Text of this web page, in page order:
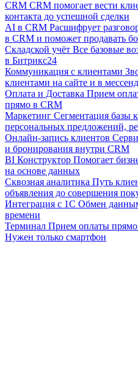
CRM CRM помогает вести
контакта до успешной сделки
AI в CRM Расшифрует
в CRM и поможет продавать
Складской учёт Все базовые
в Битрикс24
Коммуникация с клиентами
клиентами на сайте и в
Оплата и Доставка Прием
прямо в CRM
Маркетинг Сегментация базы
персональных предложений,
Онлайн-запись клиентов
и бронирования внутри CRM
BI Конструктор Помогает
на основе данных
Сквозная аналитика Путь
объявления до совершения
Интеграция с 1С Обмен
времени
Терминал Прием оплаты
Нужен только смартфон